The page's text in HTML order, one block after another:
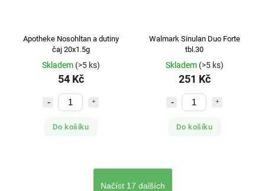
Apotheke Nosohltan a dutiny
čaj 20x1.5g
Skladem (>5 ks)
54 Kč
Do košíku
Walmark Sinulan Duo Forte
tbl.30
Skladem (>5 ks)
251 Kč
Do košíku
Načíst 17 dalších